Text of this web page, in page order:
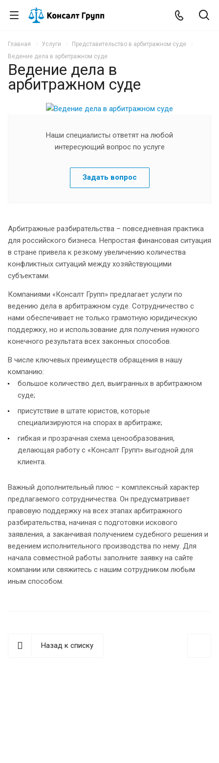
Главная Услуги
Представительство в арбитражном суде
Ведение дела в арбитражном суде
Ведение дела в
арбитражном суде
Наши специалисты ответят на любой
интересующий вопрос по услуге
Задать вопрос
Арбитражные разбирательства – повседневная практика
для российского бизнеса. Непростая финансовая ситуация
в стране привела к резкому увеличению количества
конфликтных ситуаций между хозяйствующими
субъектами.
Компаниями «Консалт Групп» предлагает услуги по
ведению дела в арбитражном суде. Сотрудничество с
нами обеспечивает не только грамотную юридическую
поддержку, но и использование для получения нужного
конечного результата всех законных способов.
В числе ключевых преимуществ обращения в нашу
компанию:
большое количество дел, выигранных в арбитражном
суде;
присутствие в штате юристов, которые
специализируются на спорах в арбитраже;
гибкая и прозрачная схема ценообразования,
делающая работу с «Консалт Групп» выгодной для
клиента.
Важный дополнительный плюс – комплексный характер
предлагаемого сотрудничества. Он предусматривает
правовую поддержку на всех этапах арбитражного
разбирательства, начиная с подготовки искового
заявления, а заканчивая получением судебного решения и
ведением исполнительного производства по нему. Для
начала совместной работы заполните заявку на сайте
компании или свяжитесь с нашим сотрудником любым
иным способом.
Назад к списку